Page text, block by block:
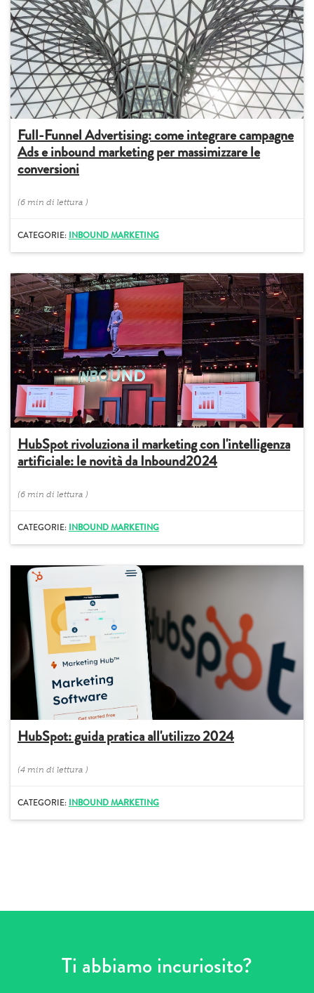
Full-Funnel Advertising: come integrare campagne
Ads e inbound marketing per massimizzare le
conversioni
(6 min di lettura )
CATEGORIE: INBOUND MARKETING
HubSpot rivoluziona il marketing con l'intelligenza
artificiale: le novità da Inbound2024
(6 min di lettura )
CATEGORIE: INBOUND MARKETING
HubSpot: guida pratica all'utilizzo 2024
(4 min di lettura )
CATEGORIE: INBOUND MARKETING
Ti abbiamo incuriosito?